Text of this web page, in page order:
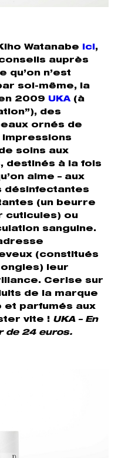
Watanabe ici,
auprès
qu’on n’est
soi-même, la
2009 UKA (à
des
ornés de
impressions
soins aux
destinés à la fois
aime – aux
désinfectantes
(un beurre
cuticules) ou
sanguine.
(constitués
leur
Cerise sur
de la marque
et parfumés aux
vite ! UKA – En
de 24 euros.